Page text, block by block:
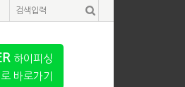
하이피싱
바로가기